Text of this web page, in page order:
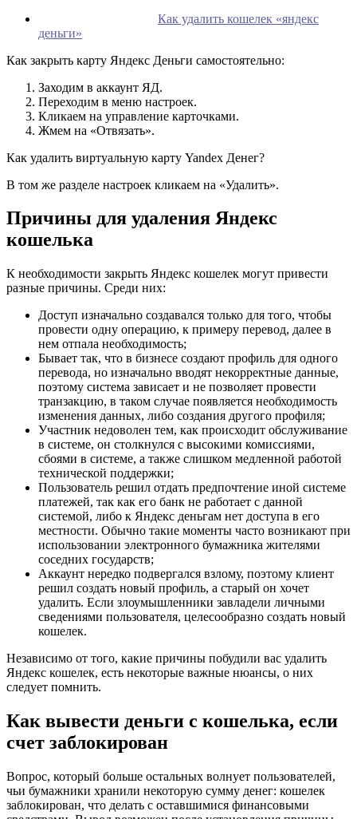
Как удалить кошелек «яндекс
деньги»
Как закрыть карту Яндекс Деньги самостоятельно:
Заходим в аккаунт ЯД.
Переходим в меню настроек.
Кликаем на управление карточками.
Жмем на «Отвязать».
Как удалить виртуальную карту Yandex Денег?
В том же разделе настроек кликаем на «Удалить».
Причины для удаления Яндекс
кошелька
К необходимости закрыть Яндекс кошелек могут привести
разные причины. Среди них:
Доступ изначально создавался только для того, чтобы
провести одну операцию, к примеру перевод, далее в
нем отпала необходимость;
Бывает так, что в бизнесе создают профиль для одного
перевода, но изначально вводят некорректные данные,
поэтому система зависает и не позволяет провести
транзакцию, в таком случае появляется необходимость
изменения данных, либо создания другого профиля;
Участник недоволен тем, как происходит обслуживание
в системе, он столкнулся с высокими комиссиями,
сбоями в системе, а также слишком медленной работой
технической поддержки;
Пользователь решил отдать предпочтение иной системе
платежей, так как его банк не работает с данной
системой, либо к Яндекс деньгам нет доступа в его
местности. Обычно такие моменты часто возникают при
использовании электронного бумажника жителями
соседних государств;
Аккаунт нередко подвергался взлому, поэтому клиент
решил создать новый профиль, а старый он хочет
удалить. Если злоумышленники завладели личными
сведениями пользователя, целесообразно создать новый
кошелек.
Независимо от того, какие причины побудили вас удалить
Яндекс кошелек, есть некоторые важные нюансы, о них
следует помнить.
Как вывести деньги с кошелька, если
счет заблокирован
Вопрос, который больше остальных волнует пользователей,
чьи бумажники хранили некоторую сумму денег: кошелек
заблокирован, что делать с оставшимися финансовыми